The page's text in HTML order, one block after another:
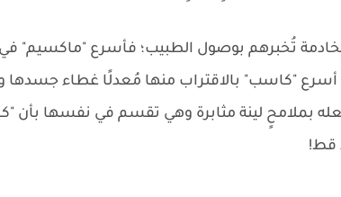
تُخبرهم بوصول الطبيب؛ فأسرع "ماكسيم" في
أسرع "كاسب" بالاقتراب منها مُعدلًا غطاء جسدها
بملامحٍ لينة مثابرة وهي تقسم في نفسها
قط!